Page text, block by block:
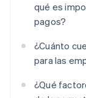
qué es
pagos?
¿Cuánto
para las
¿Qué